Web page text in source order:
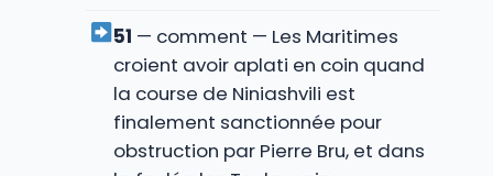
51 — comment — Les Maritimes
croient avoir aplati en coin quand
la course de Niniashvili est
finalement sanctionnée pour
obstruction par Pierre Bru, et dans